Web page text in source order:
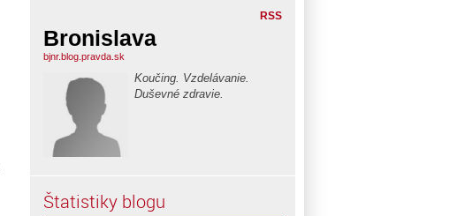
RSS
Bronislava
bjnr.blog.pravda.sk
Koučing. Vzdelávanie.
Duševné zdravie.
Štatistiky blogu